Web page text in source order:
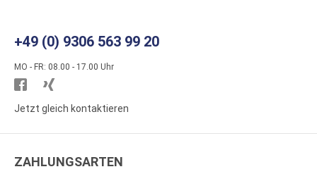
+49 (0) 9306 563 99 20
MO - FR: 08.00 - 17.00 Uhr
Besuchen
Sie
auf
Sie
auf
Jetzt gleich kontaktieren
ZAHLUNGSARTEN